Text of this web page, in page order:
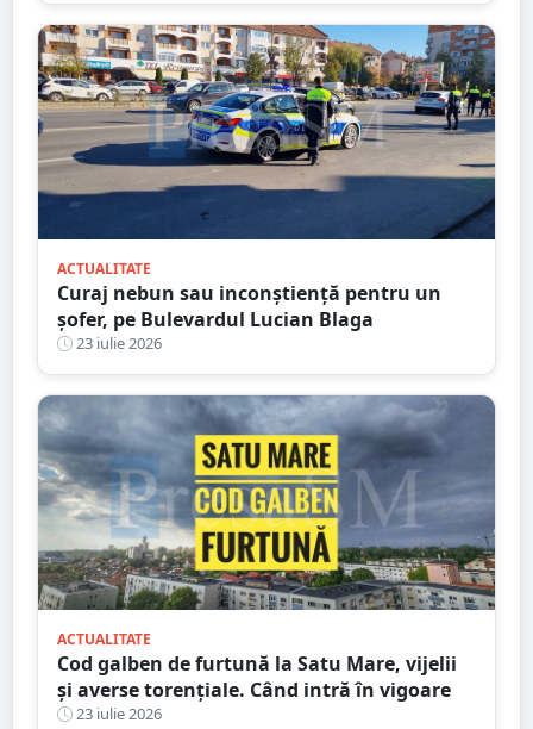
ACTUALITATE
Curaj nebun sau inconștiență pentru un
șofer, pe Bulevardul Lucian Blaga
23 iulie 2026
ACTUALITATE
Cod galben de furtună la Satu Mare, vijelii
și averse torențiale. Când intră în vigoare
23 iulie 2026